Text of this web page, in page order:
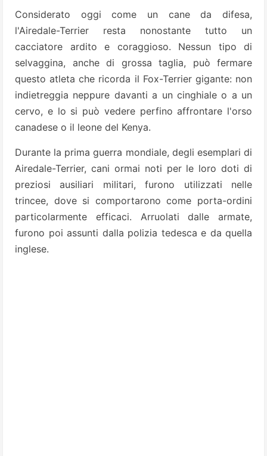
Considerato oggi come un cane da difesa,
l'Airedale-Terrier resta nonostante tutto un
cacciatore ardito e coraggioso. Nessun tipo di
selvaggina, anche di grossa taglia, può fermare
questo atleta che ricorda il Fox-Terrier gigante: non
indietreggia neppure davanti a un cinghiale o a un
cervo, e lo si può vedere perfino affrontare l'orso
canadese o il leone del Kenya.
Durante la prima guerra mondiale, degli esemplari di
Airedale-Terrier, cani ormai noti per le loro doti di
preziosi ausiliari militari, furono utilizzati nelle
trincee, dove si comportarono come porta-ordini
particolarmente efficaci. Arruolati dalle armate,
furono poi assunti dalla polizia tedesca e da quella
inglese.